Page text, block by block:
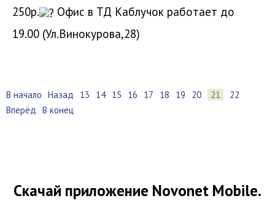
250р.
Офис в ТД Каблучок работает до
19.00 (Ул.Винокурова,28)
В начало Назад 13 14 15 16 17 18 19 20 21
22
Вперёд В конец
Скачай приложение Novonet Mobile.